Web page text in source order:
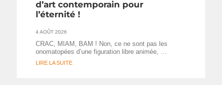
d’art contemporain pour
l’éternité !
4 AOÛT 2026
CRAC, MIAM, BAM ! Non, ce ne sont pas les
onomatopées d’une figuration libre animée, …
LIRE LA SUITE